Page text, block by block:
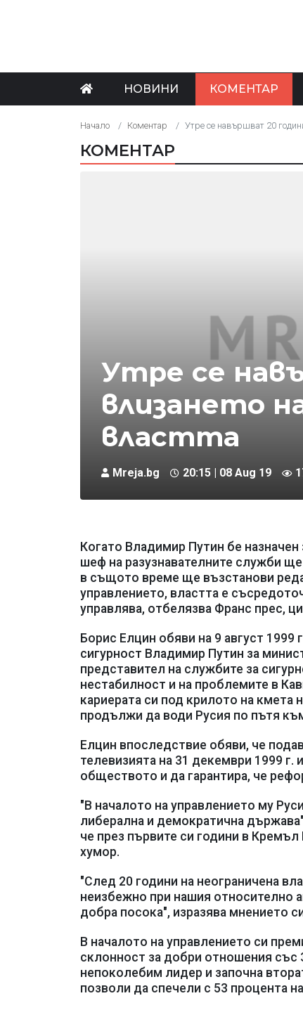
НОВИНИ КОМЕНТАР
Начало Коментар Утре се навършват 20
КОМЕНТАР
Утре се
влизането
властта
Mreja.bg 20:15 | 08 Aug 19
Когато Владимир Путин бе
шеф на разузнавателните служби
в същото време ще възстанови
управлението, властта е
управлява, отбелязва Франс прес,
Борис Елцин обяви на 9 август 1999
сигурност Владимир Путин за
представител на службите за
нестабилност и на проблемите в
кариерата си под крилото на кмета
продължи да води Русия по пътя
Елцин впоследствие обяви, че
телевизията на 31 декември 1999 г.
обществото и да гарантира, че
"В началото на управлението му
либерална и демократична
че през първите си години в
хумор.
"След 20 години на неограничена
неизбежно при нашия относително
добра посока", изразява мнението
В началото на управлението си
склонност за добри отношения със
непоколебим лидер и започна
позволи да спечели с 53 процента